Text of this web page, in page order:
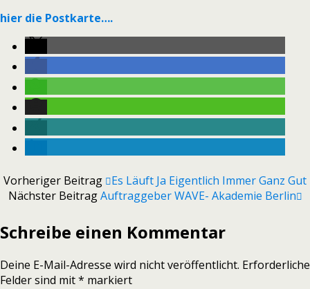
hier die Postkarte….
Vorheriger Beitrag
Es Läuft Ja Eigentlich Immer Ganz Gut
Nächster BeitragAuftraggeber WAVE- Akademie Berlin
Schreibe einen Kommentar
Deine E-Mail-Adresse wird nicht veröffentlicht. Erforderliche
Felder sind mit* markiert